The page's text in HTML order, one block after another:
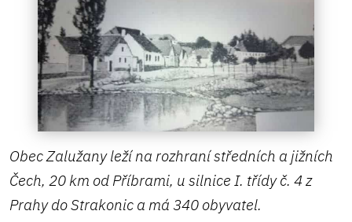
Obec Zalužany leží na rozhraní středních a jižních
Čech, 20 km od Příbrami, u silnice I. třídy č. 4 z
Prahy do Strakonic a má 340 obyvatel.